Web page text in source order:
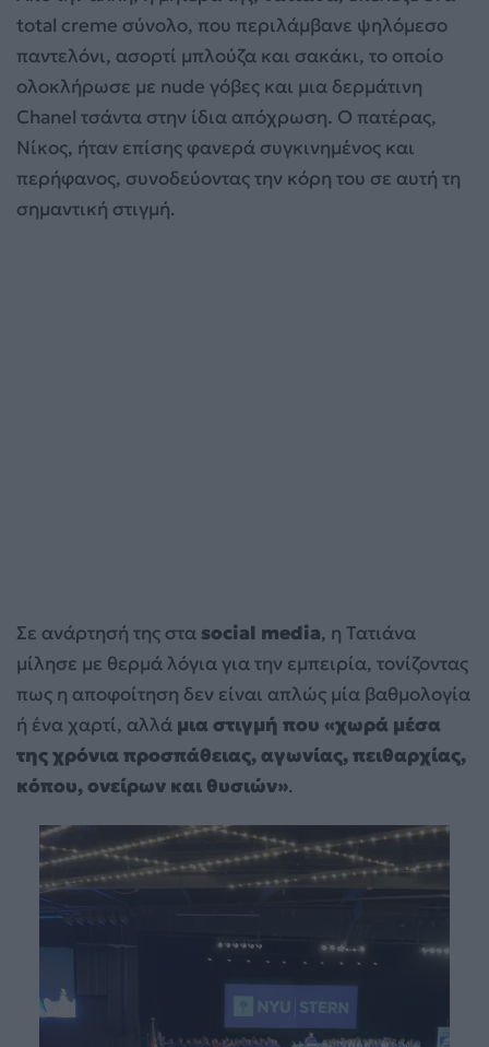
total creme σύνολο, που περιλάμβανε ψηλόμεσο
παντελόνι, ασορτί μπλούζα και σακάκι, το οποίο
ολοκλήρωσε με nude γόβες και μια δερμάτινη
Chanel τσάντα στην ίδια απόχρωση. Ο πατέρας,
Νίκος, ήταν επίσης φανερά συγκινημένος και
περήφανος, συνοδεύοντας την κόρη του σε αυτή τη
σημαντική στιγμή.
Σε ανάρτησή της στα social media, η Τατιάνα
μίλησε με θερμά λόγια για την εμπειρία, τονίζοντας
πως η αποφοίτηση δεν είναι απλώς μία βαθμολογία
ή ένα χαρτί, αλλά μια στιγμή που «χωρά μέσα
της χρόνια προσπάθειας, αγωνίας, πειθαρχίας,
κόπου, ονείρων και θυσιών».
Πρόγραμμα
Αναπαραγωγής